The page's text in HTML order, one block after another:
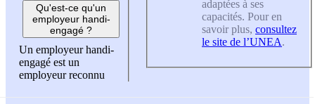
Qu'est-ce qu'un
employeur handi-
engagé ?
Un employeur handi-
engagé est un
employeur reconnu
adaptées à ses
capacités. Pour en
savoir plus, consultez
le site de l’UNEA.